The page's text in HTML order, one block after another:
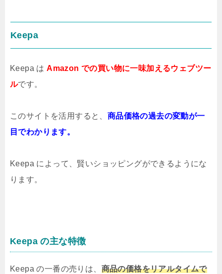
Keepa
Keepa はAmazon での買い物に一味加えるウェブツー
ルです。
このサイトを活用すると、 商品価格の過去の変動が一
目でわかります。
Keepa によって、賢いショッピングができるようにな
ります。
Keepa の主な特徴
Keepa の一番の売りは、 商品の価格をリアルタイムで